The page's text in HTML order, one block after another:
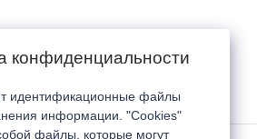
конфиденциальности
идентификационные файлы
информации. "Cookies"
файлы, которые могут